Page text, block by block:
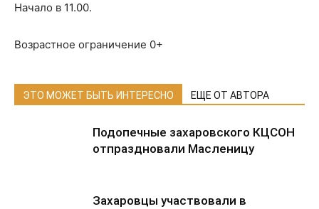
Начало в 11.00.
Возрастное ограничение 0+
ЭТО МОЖЕТ БЫТЬ ИНТЕРЕСНО ЕЩЕ ОТ АВТОРА
Подопечные захаровского КЦСОН
отпраздновали Масленицу
Захаровцы участвовали в